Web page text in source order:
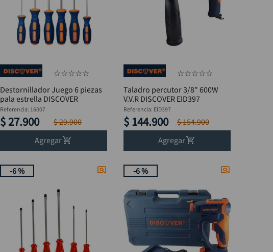
☆☆☆☆☆
Destornillador Juego 6 piezas
pala estrella DISCOVER
Referencia: 16007
$ 27.900 $29.900
Agregar
☆☆☆☆☆
Taladro percutor 3/8" 600W
V.V.R DISCOVER EID397
Referencia: EID397
$ 144.900 $154.900
Agregar
-6 % -6 %